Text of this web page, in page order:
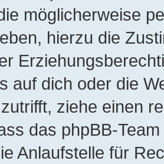
möglicherweise
hierzu die
auf dich oder die
ziehe einen
das phpBB-
Anlaufstelle für